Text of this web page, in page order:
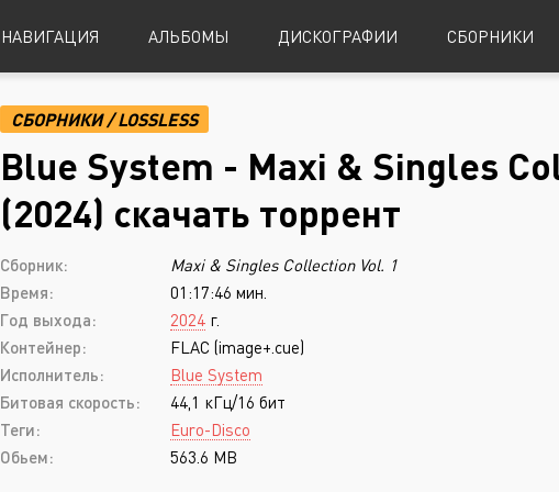
НАВИГАЦИЯ
Alternative Rock
Indie Rock
Industrial Metal
Metalcore
Nu-Metal
Post-Hardcore
Punk Rock
Black Metal
Progressive Metal
Sludge Metal
Speed Metal
АЛЬБОМЫ ДИСКОГРАФИИ СБОРНИКИ
СБОРНИКИ/LOSSLESS
Blue System - Maxi & Singles
(2024) скачать торрент
Сборник:
Maxi & Singles Collection Vol. 1
Время:
01:17:46 мин.
Год выхода:
2024 г.
Контейнер:
FLAC (image+.cue)
Исполнитель:
Blue System
Битовая скорость:
44,1 кГц/16 бит
Теги:
Euro-Disco
Обьем:
563.6 MB